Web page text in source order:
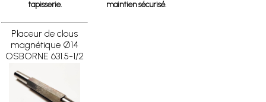
tapisserie.
maintien sécurisé.
Placeur de clous
magnétique Ø14
OSBORNE 631.5-1/2